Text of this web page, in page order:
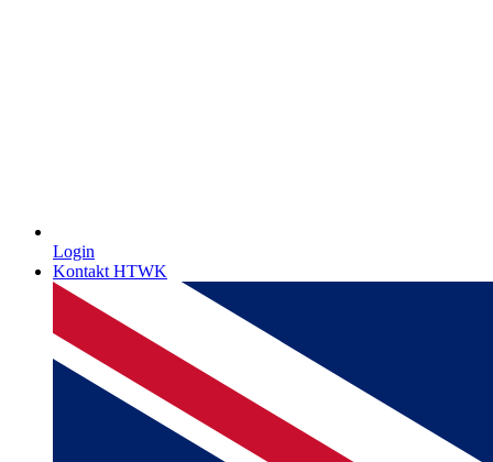
Login
Kontakt HTWK